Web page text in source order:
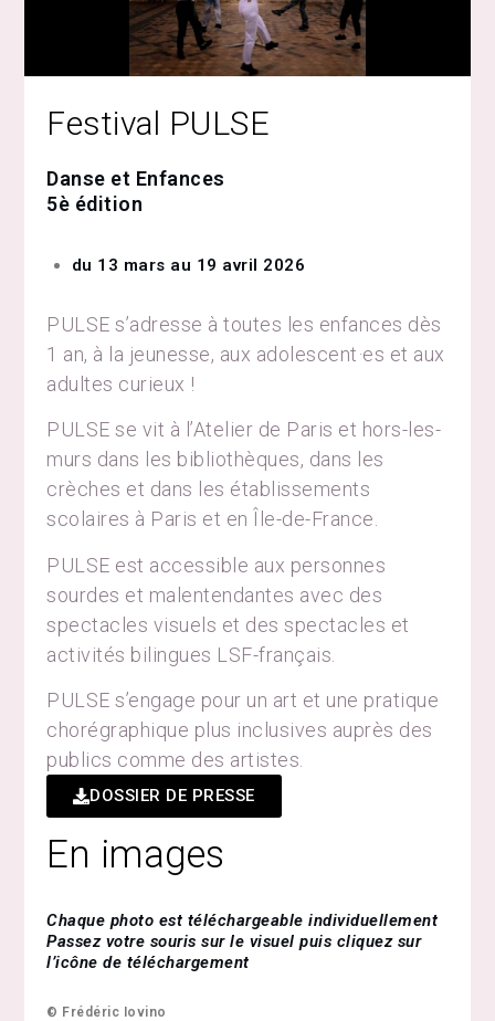
Festival PULSE
Danse et Enfances
5è édition
du 13 mars au 19 avril 2026
PULSE s’adresse à toutes les enfances dès
1 an, à la jeunesse, aux adolescent·es et aux
adultes curieux !
PULSE se vit à l’Atelier de Paris et hors-les-
murs dans les bibliothèques, dans les
crèches et dans les établissements
scolaires à Paris et en Île-de-France.
PULSE est accessible aux personnes
sourdes et malentendantes avec des
spectacles visuels et des spectacles et
activités bilingues LSF-français.
PULSE s’engage pour un art et une pratique
chorégraphique plus inclusives auprès des
publics comme des artistes.
DOSSIER DE PRESSE
En images
Chaque photo est téléchargeable individuellement
Passez votre souris sur le visuel puis cliquez sur
l’icône de téléchargement
© Frédéric Iovino